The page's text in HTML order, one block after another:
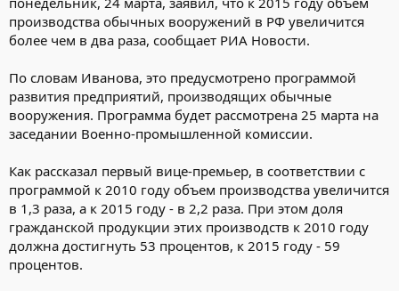
производства обычных вооружений в РФ увеличится
более чем в два раза, сообщает РИА Новости.
По словам Иванова, это предусмотрено программой
развития предприятий, производящих обычные
вооружения. Программа будет рассмотрена 25 марта на
заседании Военно-промышленной комиссии.
Как рассказал первый вице-премьер, в соответствии с
программой к 2010 году объем производства увеличится
в 1,3 раза, а к 2015 году - в 2,2 раза. При этом доля
гражданской продукции этих производств к 2010 году
должна достигнуть 53 процентов, к 2015 году - 59
процентов.